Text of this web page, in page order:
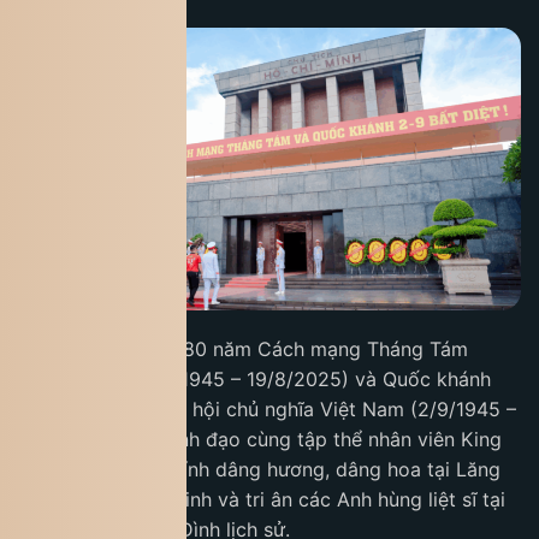
Nhân dịp kỷ niệm 80 năm Cách mạng Tháng Tám
thành công (19/8/1945 – 19/8/2025) và Quốc khánh
nước Cộng hoà xã hội chủ nghĩa Việt Nam (2/9/1945 –
2/9/2025), Ban lãnh đạo cùng tập thể nhân viên King
Coffee đã thành kính dâng hương, dâng hoa tại Lăng
Chủ tịch Hồ Chí Minh và tri ân các Anh hùng liệt sĩ tại
Quảng trường Ba Đình lịch sử.